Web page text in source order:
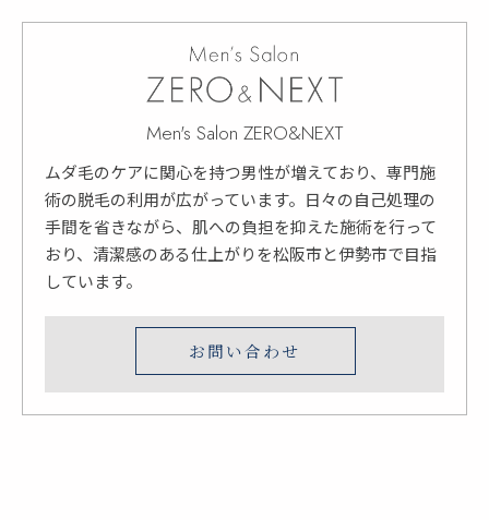
Men's Salon ZERO&NEXT
ムダ毛のケアに関心を持つ男性が増えており、専門施
術の脱毛の利用が広がっています。日々の自己処理の
手間を省きながら、肌への負担を抑えた施術を行って
おり、清潔感のある仕上がりを松阪市と伊勢市で目指
しています。
お問い合わせ